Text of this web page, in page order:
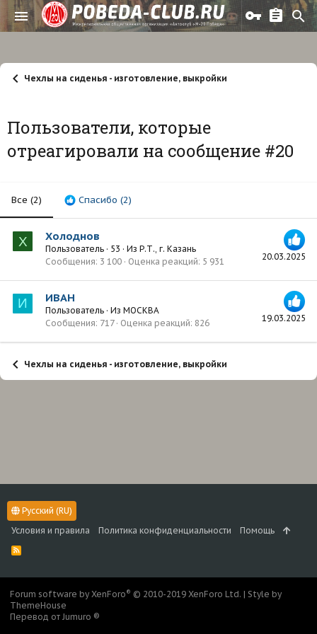
Чехлы на сиденья - изготовление, выкройки
Пользователи, которые
отреагировали на сообщение #20
Все (2) Спасибо (2)
Х
20.03.2025
Холоднов
Пользователь · 53 · Из Р.Т., г. Казань
Сообщения 3 100 Оценка реакций 5 931
И
19.03.2025
ИВАН
Пользователь · Из МОСКВА
Сообщения 717 Оценка реакций 826
Чехлы на сиденья - изготовление, выкройки
Русский (RU)
Условия и правила
Политика конфиденциальности Помощь
R
S
Forum software by XenForo® © 2010-2019 XenForo Ltd. | Style by
ThemeHouse
Перевод от Jumuro ®